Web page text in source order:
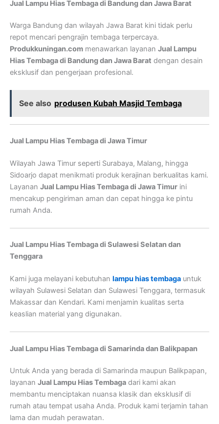
Jual Lampu Hias Tembaga di Bandung dan Jawa Barat
Warga Bandung dan wilayah Jawa Barat kini tidak perlu
repot mencari pengrajin tembaga terpercaya.
Produkkuningan.com menawarkan layanan Jual Lampu
Hias Tembaga di Bandung dan Jawa Barat dengan desain
eksklusif dan pengerjaan profesional.
See also produsen Kubah Masjid Tembaga
Jual Lampu Hias Tembaga di Jawa Timur
Wilayah Jawa Timur seperti Surabaya, Malang, hingga
Sidoarjo dapat menikmati produk kerajinan berkualitas kami.
Layanan Jual Lampu Hias Tembaga di Jawa Timur ini
mencakup pengiriman aman dan cepat hingga ke pintu
rumah Anda.
Jual Lampu Hias Tembaga di Sulawesi Selatan dan
Tenggara
Kami juga melayani kebutuhan lampu hias tembaga untuk
wilayah Sulawesi Selatan dan Sulawesi Tenggara, termasuk
Makassar dan Kendari. Kami menjamin kualitas serta
keaslian material yang digunakan.
Jual Lampu Hias Tembaga di Samarinda dan Balikpapan
Untuk Anda yang berada di Samarinda maupun Balikpapan,
layanan Jual Lampu Hias Tembaga dari kami akan
membantu menciptakan nuansa klasik dan eksklusif di
rumah atau tempat usaha Anda. Produk kami terjamin tahan
lama dan mudah perawatan.